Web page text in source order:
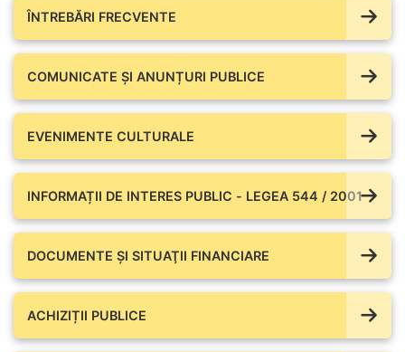
ÎNTREBĂRI FRECVENTE
COMUNICATE ŞI ANUNȚURI PUBLICE
EVENIMENTE CULTURALE
INFORMAȚII DE INTERES PUBLIC - LEGEA 544 / 2001
DOCUMENTE ŞI SITUAŢII FINANCIARE
ACHIZIȚII PUBLICE